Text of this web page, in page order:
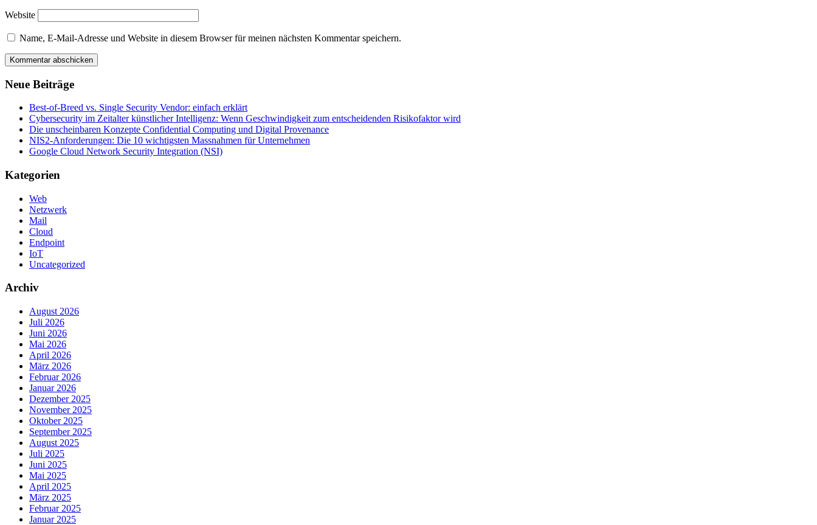
Website
Name, E-Mail-Adresse und Website in diesem Browser für meinen nächsten Kommentar speichern.
Neue Beiträge
Best-of-Breed vs. Single Security Vendor: einfach erklärt
Cybersecurity im Zeitalter künstlicher Intelligenz: Wenn Geschwindigkeit zum entscheidenden Risikofaktor wird
Die unscheinbaren Konzepte Confidential Computing und Digital Provenance
NIS2-Anforderungen: Die 10 wichtigsten Massnahmen für Unternehmen
Google Cloud Network Security Integration (NSI)
Kategorien
Web
Netzwerk
Mail
Cloud
Endpoint
IoT
Uncategorized
Archiv
August 2026
Juli 2026
Juni 2026
Mai 2026
April 2026
März 2026
Februar 2026
Januar 2026
Dezember 2025
November 2025
Oktober 2025
September 2025
August 2025
Juli 2025
Juni 2025
Mai 2025
April 2025
März 2025
Februar 2025
Januar 2025